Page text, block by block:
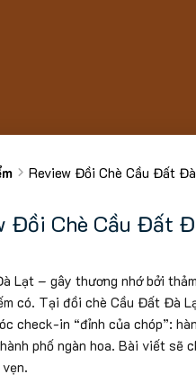
Review Đồi Chè Cầu Đất
Đồi Chè Cầu Đất
– gây thương nhớ bởi
có. Tại đồi chè Cầu Đất Đà
check-in “đỉnh của chóp”:
phố ngàn hoa. Bài viết sẽ